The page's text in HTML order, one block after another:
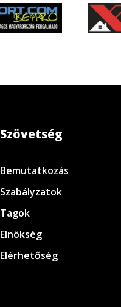
Szövetség
Bemutatkozás
Szabályzatok
Tagok
Elnökség
Elérhetőség